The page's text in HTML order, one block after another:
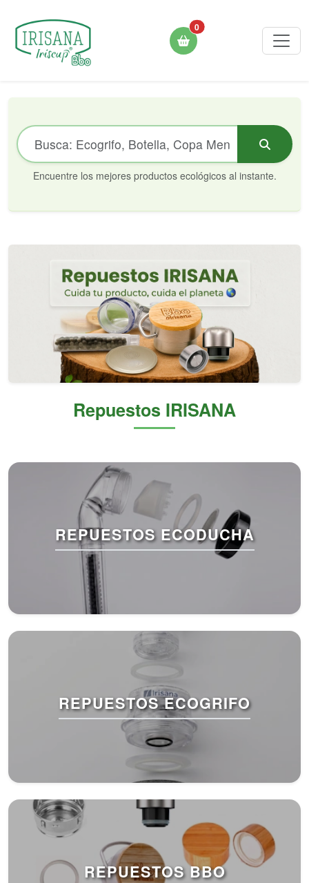
0
Encuentre los mejores productos ecológicos al instante.
Repuestos IRISANA
REPUESTOS ECODUCHA
REPUESTOS ECOGRIFO
REPUESTOS BBO